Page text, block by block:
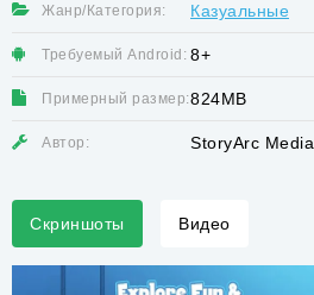
Жанр/Категория: Казуальные
Требуемый Android: 8+
Примерный размер:824MB
Автор: StoryArc Media
Скриншоты Видео